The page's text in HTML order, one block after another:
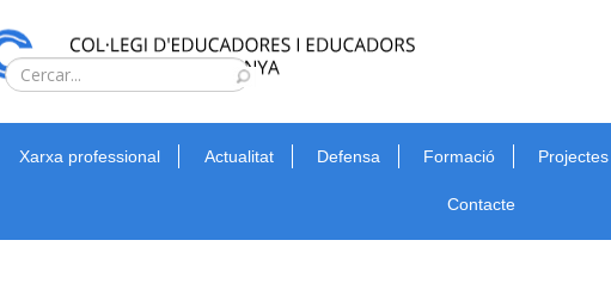
Type 2 or more characters for results.
Cerca
Xarxa professional Actualitat Defensa Formació Projectes
Contacte